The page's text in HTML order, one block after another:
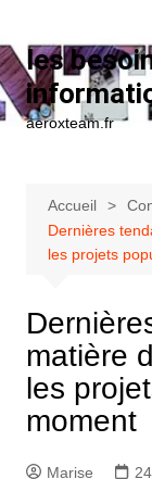
les
aeroxteam.fr
Accueil
Dernières
les projets
matière
les
moment
Marise